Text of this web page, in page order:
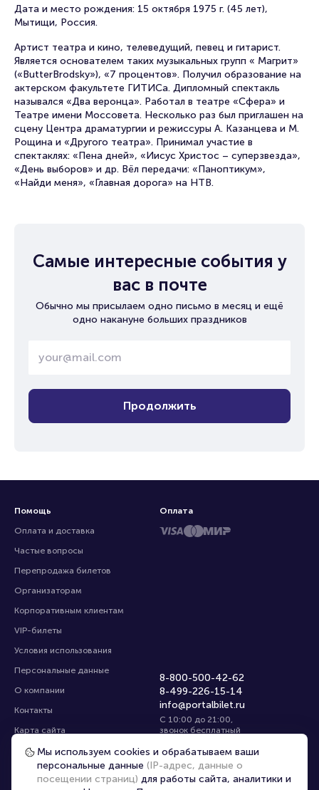
Дата и место рождения: 15 октября 1975 г. (45 лет),
Мытищи, Россия.
Артист театра и кино, телеведущий, певец и гитарист.
Является основателем таких музыкальных групп « Магрит»
(«ButterBrodsky»), «7 процентов». Получил образование на
актерском факультете ГИТИСа. Дипломный спектакль
назывался «Два веронца». Работал в театре «Сфера» и
Театре имени Моссовета. Несколько раз был приглашен на
сцену Центра драматургии и режиссуры А. Казанцева и М.
Рощина и «Другого театра». Принимал участие в
спектаклях: «Пена дней», «Иисус Христос – суперзвезда»,
«День выборов» и др. Вёл передачи: «Паноптикум»,
«Найди меня», «Главная дорога» на НТВ.
Самые интересные события у
вас в почте
Обычно мы присылаем одно письмо в месяц и ещё
одно накануне больших праздников
Продолжить
Помощь
Оплата и доставка
Частые вопросы
Перепродажа билетов
Организаторам
Корпоративным клиентам
VIP-билеты
Условия использования
Персональные данные
О компании
Контакты
Карта сайта
Управление cookies
8-800-500-42-62
8-499-226-15-14
info@portalbilet.ru
С 10:00 до 21:00,
звонок бесплатный
Все площадки
Оплата
Выбрать город
Мы используем cookies и обрабатываем ваши
персональные данные (IP-адрес, данные о
посещении страниц) для работы сайта, аналитики и